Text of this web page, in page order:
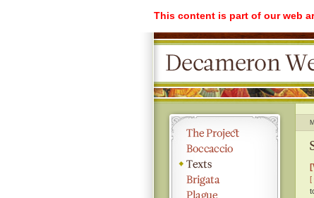
This content is part of our web
[